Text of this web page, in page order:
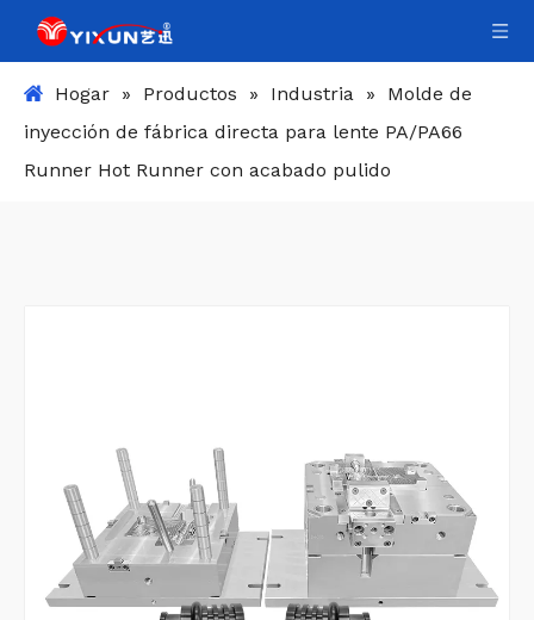
Hogar » Productos » Industria »
Molde de
inyección de fábrica directa para lente PA/PA66
Runner Hot Runner con acabado pulido